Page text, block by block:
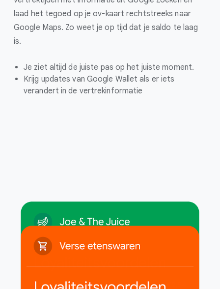
laad het tegoed op je ov-kaart rechtstreeks naar
Google Maps. Zo weet je op tijd dat je saldo te laag
is.
Je ziet altijd de juiste pas op het juiste moment.
Krijg updates van Google Wallet als er iets
verandert in de vertrekinformatie